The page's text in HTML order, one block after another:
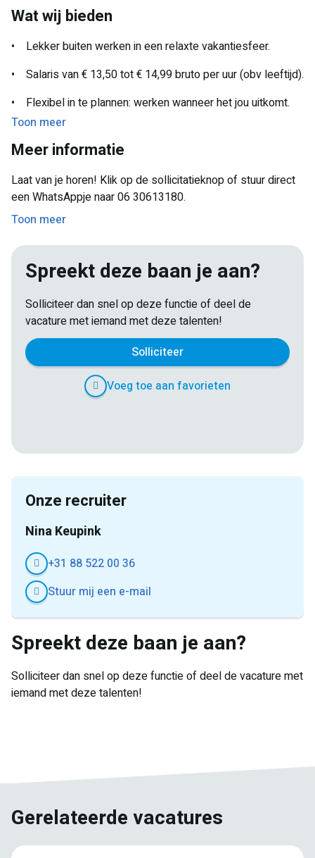
• Je hebt je rijbewijs en liefst een auto om op de parken te
Wat wij bieden
• Lekker buiten werken in een relaxte vakantiesfeer.
• Salaris van € 13,50 tot € 14,99 bruto per uur (obv leeftijd).
• Flexibel in te plannen: werken wanneer het jou uitkomt.
• Goed voor je netwerk en je cv!
Toon meer
Meer informatie
Laat van je horen! Klik op de sollicitatieknop of stuur direct
een WhatsAppje naar 06 30613180.
Toon meer
Spreekt deze baan je aan?
Solliciteer dan snel op deze functie of deel de
vacature met iemand met deze talenten!
Solliciteer
Voeg toe aan favorieten
Onze recruiter
Nina Keupink
+31 88 522 00 36
Stuur mij een e-mail
Spreekt deze baan je aan?
Solliciteer dan snel op deze functie of deel de vacature met
iemand met deze talenten!
Gerelateerde vacatures